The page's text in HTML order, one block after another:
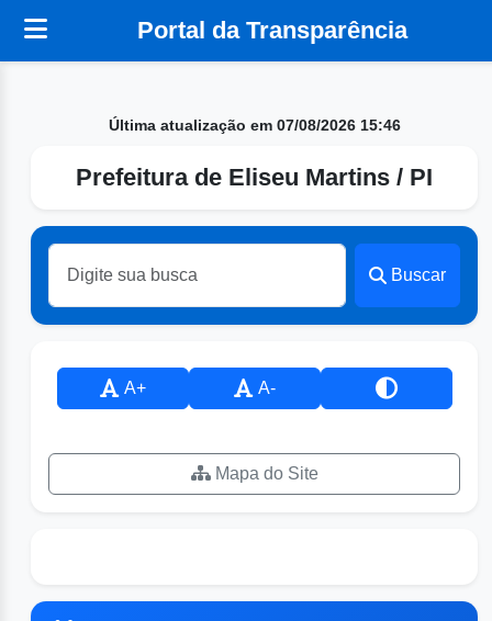
Portal da Transparência
Última atualização em 07/08/2026 15:46
Prefeitura de Eliseu Martins / PI
Buscar
A+ A-
Mapa do Site